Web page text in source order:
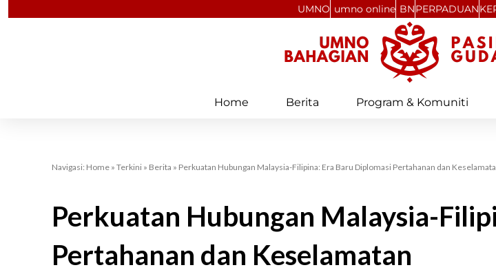
UMNO umno online BNPERPADUAN
Home Berita Program & Komuniti
Navigasi: Home » Terkini » Berita » Perkuatan Hubungan Malaysia-Filipina: Era Baru Diplomasi Pertahanan dan
Perkuatan Hubungan Malaysia-
Pertahanan dan Keselamatan